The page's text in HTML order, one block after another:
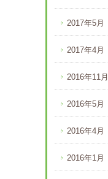
2017年5月
2017年4月
2016年11月
2016年5月
2016年4月
2016年1月